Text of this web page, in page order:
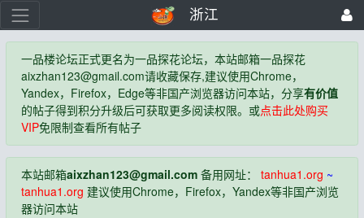
浙江
一品楼论坛正式更名为一品探花论坛，本站邮箱一品探花
aixzhan123@gmail.com请收藏保存,建议使用Chrome，
Yandex，Firefox，Edge等非国产浏览器访问本站，分享有价值
的帖子得到积分升级后可获取更多阅读权限。或点击此处购买
VIP免限制查看所有帖子
本站邮箱aixzhan123@gmail.com备用网址： tanhua1.org ~
tanhua1.org 建议使用Chrome，Firefox，Yandex等非国产浏览
器访问本站